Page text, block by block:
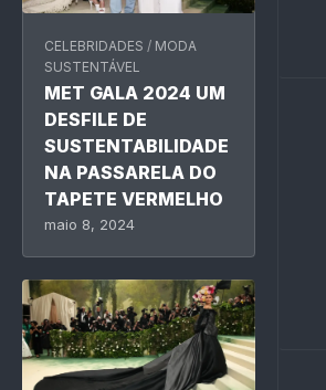
CELEBRIDADES / MODA
SUSTENTÁVEL
MET GALA 2024 UM
DESFILE DE
SUSTENTABILIDADE
NA PASSARELA DO
TAPETE VERMELHO
maio 8, 2024